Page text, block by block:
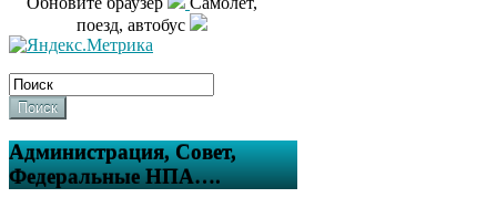
поезд, автобус
Поиск
Администрация, Совет,
Федеральные НПА….